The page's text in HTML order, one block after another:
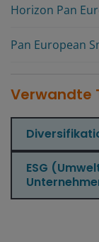
Horizon Pan
Pan European
Verwandte
ESG